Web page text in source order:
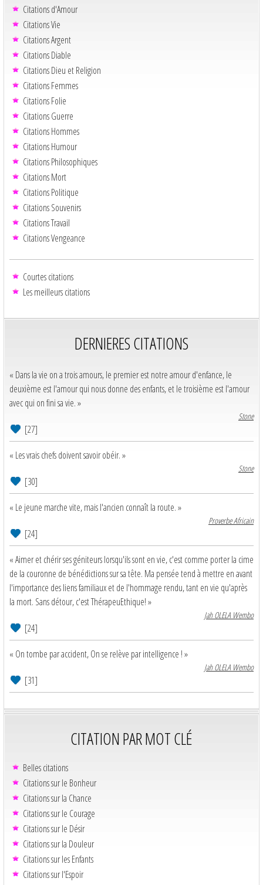
Citations d'Amour
Citations Vie
Citations Argent
Citations Diable
Citations Dieu et Religion
Citations Femmes
Citations Folie
Citations Guerre
Citations Hommes
Citations Humour
Citations Philosophiques
Citations Mort
Citations Politique
Citations Souvenirs
Citations Travail
Citations Vengeance
Courtes citations
Les meilleurs citations
DERNIERES CITATIONS
« Dans la vie on a trois amours, le premier est notre amour d'enfance, le
deuxième est l'amour qui nous donne des enfants, et le troisième est l'amour
avec qui on fini sa vie. »
Stone
[27]
« Les vrais chefs doivent savoir obéir. »
Stone
[30]
« Le jeune marche vite, mais l'ancien connaît la route. »
Proverbe Africain
[24]
« Aimer et chérir ses géniteurs lorsqu'ils sont en vie, c'est comme porter la cime
de la couronne de bénédictions sur sa tête. Ma pensée tend à mettre en avant
l'importance des liens familiaux et de l'hommage rendu, tant en vie qu'après
la mort. Sans détour, c'est ThérapeuEthique! »
Jah OLELA Wembo
[24]
« On tombe par accident, On se relève par intelligence ! »
Jah OLELA Wembo
[31]
CITATION PAR MOT CLÉ
Belles citations
Citations sur le Bonheur
Citations sur la Chance
Citations sur le Courage
Citations sur le Désir
Citations sur la Douleur
Citations sur les Enfants
Citations sur l'Espoir